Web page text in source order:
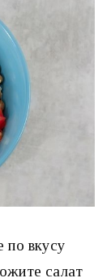
по вкусу
салат